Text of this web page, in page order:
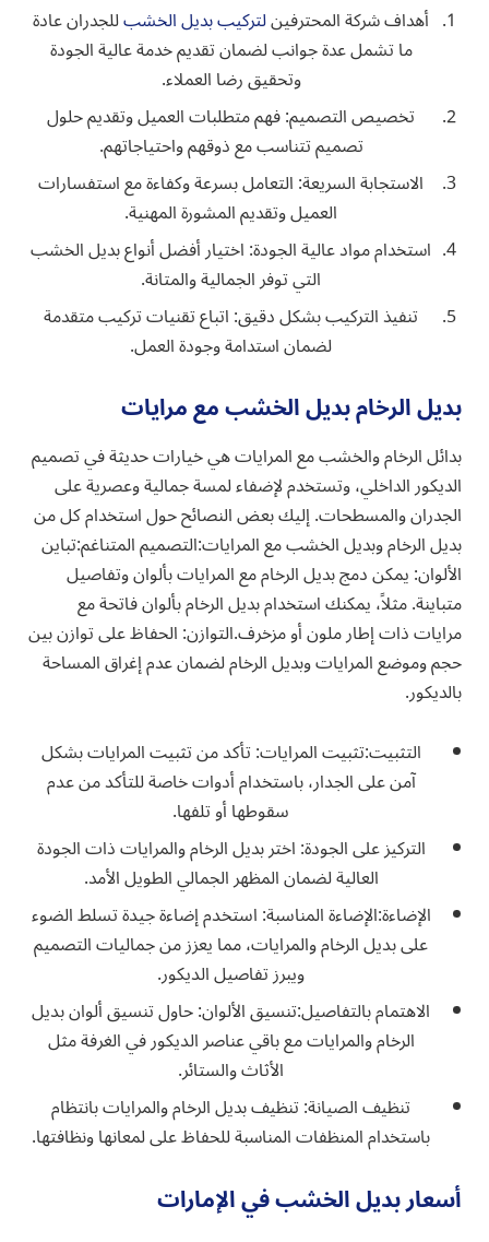
أهداف شركة المحترفينلتركيب بديل الخشبللجدران عادة
ما تشمل عدة جوانب لضمان تقديم خدمة عالية الجودة
وتحقيق رضا العملاء.
تخصيص التصميم: فهم متطلبات العميل وتقديم حلول
تصميم تتناسب مع ذوقهم واحتياجاتهم.
الاستجابة السريعة: التعامل بسرعة وكفاءة مع استفسارات
العميل وتقديم المشورة المهنية.
استخدام مواد عالية الجودة: اختيار أفضل أنواع بديل الخشب
التي توفر الجمالية والمتانة.
تنفيذ التركيب بشكل دقيق: اتباع تقنيات تركيب متقدمة
لضمان استدامة وجودة العمل.
بديل الرخام بديل الخشب مع مرايات
بدائل الرخام والخشب مع المرايات هي خيارات حديثة في تصميم
الديكور الداخلي، وتستخدم لإضفاء لمسة جمالية وعصرية على
الجدران والمسطحات. إليك بعض النصائح حول استخدام كل من
بديل الرخام وبديل الخشب مع المرايات:التصميم المتناغم:تباين
الألوان: يمكن دمج بديل الرخام مع المرايات بألوان وتفاصيل
متباينة. مثلاً، يمكنك استخدام بديل الرخام بألوان فاتحة مع
مرايات ذات إطار ملون أو مزخرف.التوازن: الحفاظ على توازن بين
حجم وموضع المرايات وبديل الرخام لضمان عدم إغراق المساحة
بالديكور.
التثبيت:تثبيت المرايات: تأكد من تثبيت المرايات بشكل
آمن على الجدار، باستخدام أدوات خاصة للتأكد من عدم
سقوطها أو تلفها.
التركيز على الجودة: اختر بديل الرخام والمرايات ذات الجودة
العالية لضمان المظهر الجمالي الطويل الأمد.
الإضاءة:الإضاءة المناسبة: استخدم إضاءة جيدة تسلط الضوء
على بديل الرخام والمرايات، مما يعزز من جماليات التصميم
ويبرز تفاصيل الديكور.
الاهتمام بالتفاصيل:تنسيق الألوان: حاول تنسيق ألوان بديل
الرخام والمرايات مع باقي عناصر الديكور في الغرفة مثل
الأثاث والستائر.
تنظيف الصيانة: تنظيف بديل الرخام والمرايات بانتظام
باستخدام المنظفات المناسبة للحفاظ على لمعانها ونظافتها.
أسعار بديل الخشب في الإمارات